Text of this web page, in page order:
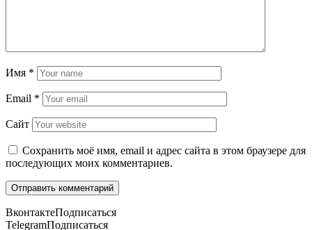
Имя *
Email *
Сайт
Сохранить моё имя, email и адрес сайта в этом браузере для
последующих моих комментариев.
ВконтактеПодписаться
TelegramПодписаться